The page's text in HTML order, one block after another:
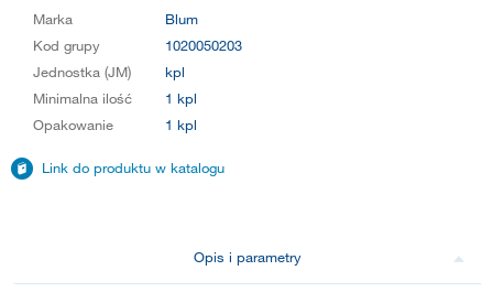
Marka
Blum
Kod grupy
1020050203
Jednostka (JM)
kpl
Minimalna ilość
1 kpl
Opakowanie
1 kpl
Link do produktu w katalogu
Opis i parametry